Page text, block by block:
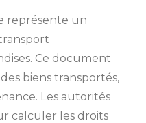
représente un
Ce document
biens transportés,
Les autorités
calculer les droits